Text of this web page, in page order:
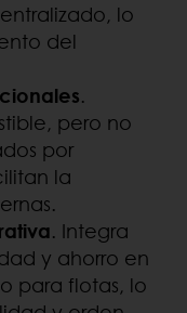
lo
del
.
pero no
por
la
. Integra
y ahorro en
para flotas, lo